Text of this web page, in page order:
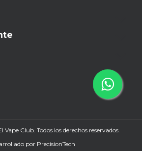
Club. Todos los derechos reservados.
por PrecisionTech